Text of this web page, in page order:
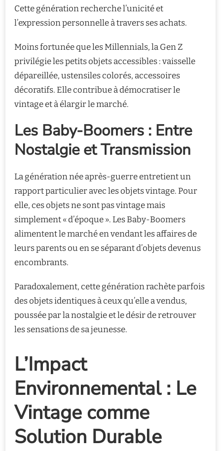
Cette génération recherche l’unicité et
l’expression personnelle à travers ses achats.
Moins fortunée que les Millennials, la Gen Z
privilégie les petits objets accessibles : vaisselle
dépareillée, ustensiles colorés, accessoires
décoratifs. Elle contribue à démocratiser le
vintage et à élargir le marché.
Les Baby-Boomers : Entre
Nostalgie et Transmission
La génération née après-guerre entretient un
rapport particulier avec les objets vintage. Pour
elle, ces objets ne sont pas vintage mais
simplement « d’époque ». Les Baby-Boomers
alimentent le marché en vendant les affaires de
leurs parents ou en se séparant d’objets devenus
encombrants.
Paradoxalement, cette génération rachète parfois
des objets identiques à ceux qu’elle a vendus,
poussée par la nostalgie et le désir de retrouver
les sensations de sa jeunesse.
L’Impact
Environnemental : Le
Vintage comme
Solution Durable